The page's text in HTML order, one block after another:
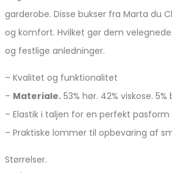
garderobe. Disse bukser fra Marta du
og komfort. Hvilket gør dem
og festlige anledninger.
– Kvalitet og funktionalitet
– Materiale. 53% hør. 42% viskose.
– Elastik i taljen for en perfekt pasform
– Praktiske lommer til opbevaring af
Størrelser.